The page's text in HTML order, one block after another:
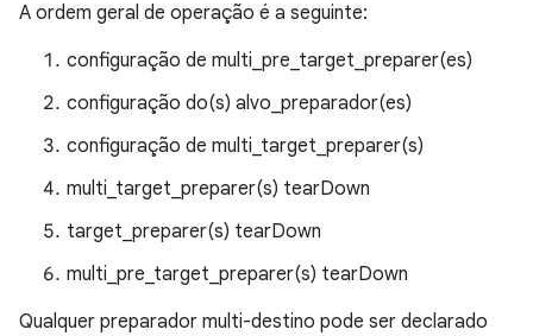
A ordem geral de operação é a seguinte:
configuração de multi_pre_target_preparer(es)
configuração do(s) alvo_preparador(es)
configuração de multi_target_preparer(s)
multi_target_preparer(s) tearDown
target_preparer(s) tearDown
multi_pre_target_preparer(s) tearDown
Qualquer preparador multi-destino pode ser declarado